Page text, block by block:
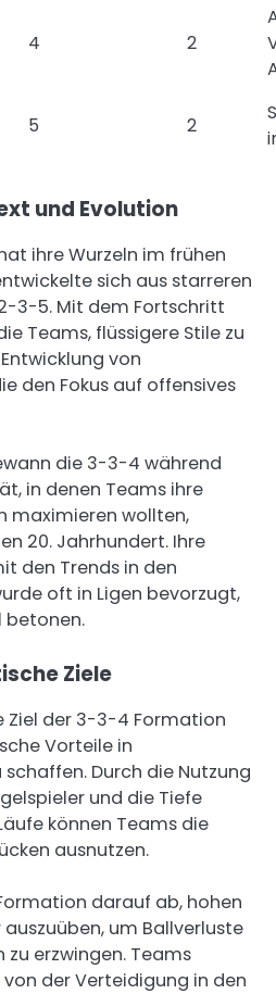
4 2
5 2
und Evolution
ihre Wurzeln im frühen
sich aus starreren
3-5. Mit dem Fortschritt
Teams, flüssigere Stile zu
von
den Fokus auf offensives
die 3-3-4 während
in denen Teams ihre
maximieren wollten,
20. Jahrhundert. Ihre
den Trends in den
oft in Ligen bevorzugt,
betonen.
Ziele
Ziel der 3-3-4 Formation
Vorteile in
Durch die Nutzung
und die Tiefe
können Teams die
ausnutzen.
darauf ab, hohen
um Ballverluste
zu erzwingen. Teams
der Verteidigung in den